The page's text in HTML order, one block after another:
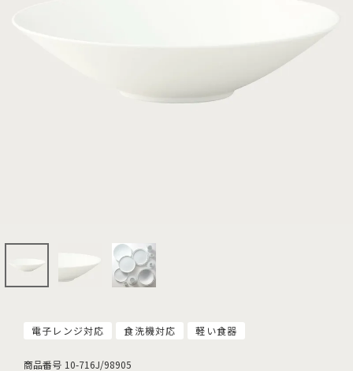
電子レンジ対応 食洗機対応 軽い食器
商品番号 10-716J/98905